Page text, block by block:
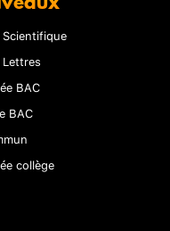
BAC
BAC
collège